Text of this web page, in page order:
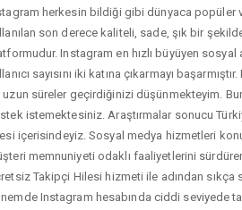
herkesin bildiği gibi dünyaca popüler
son derece kaliteli, sade, şık bir
Instagram en hızlı büyüyen sosyal
sayısını iki katına çıkarmayı
uzun süreler geçirdiğinizi düşünmekteyim.
istemektesiniz. Araştırmalar sonucu
içerisindeyiz. Sosyal medya hizmetleri
memnuniyeti odaklı faaliyetlerini
Takipçi Hilesi hizmeti ile adından sıkça
Instagram hesabında ciddi seviyede